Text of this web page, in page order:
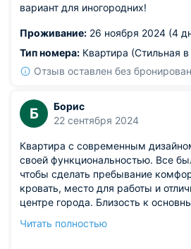
вариант для иногородних!
Проживание: 26 ноября 2024 (4
Тип номера: Квартира (Стильная в
Отзыв оставлен без
Б
Борис
22 сентября 2024
Квартира с современным
своей функциональностью. Все
чтобы сделать пребывание
кровать, место для работы и
центре города. Близость к
поездки. Обстановка квартиры
Читать полностью